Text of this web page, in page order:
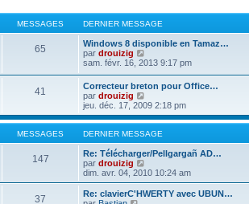
MESSAGES DERNIER MESSAGE
65
Windows 8 disponible en Tamaz…
par drouizig
o
u
l
t
e
r
l
d
e
r
n
i
sam. févr. 16, 2013 9:17 pm
41
Correcteur breton pour Office…
par drouizig
o
n
s
u
l
t
r
l
e
jeu. déc. 17, 2009 2:18 pm
MESSAGES DERNIER MESSAGE
147
Re: Télécharger/Pellgargañ AD…
par drouizig
o
n
s
dim. avr. 04, 2010 10:24 am
37
Re: clavierC'HWERTY avec UBUN…